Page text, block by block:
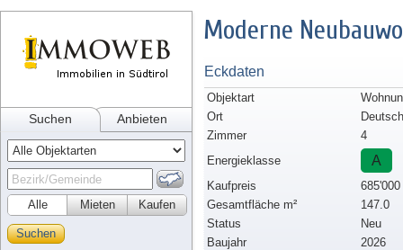
Suchen Anbieten
Alle Kaufen
Mieten
Suchen
Moderne
Eckdaten
Objektart
Ort
Zimmer
4
Energieklasse
A
Kaufpreis
685'000
Gesamtfläche m²
147.0
Status
Neu
Baujahr
2026